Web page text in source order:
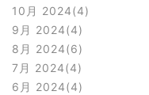
10月 2024 4
9月 2024 4
8月 2024 6
7月 2024 4
6月 2024 4